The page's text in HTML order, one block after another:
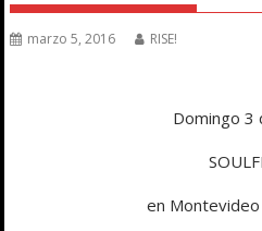
marzo 5, 2016 RISE!
Domingo 3
en